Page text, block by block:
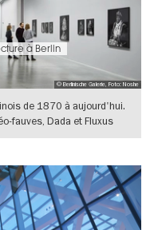
© Berlinische Galerie, Foto: Noshe
à Berlin
de 1870 à aujourd'hui.
fauves, Dada et Fluxus